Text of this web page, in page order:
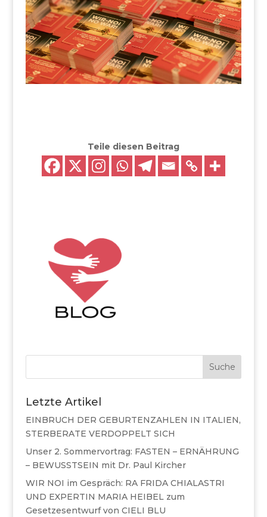
Teile diesen Beitrag
Suche
Letzte Artikel
EINBRUCH DER GEBURTENZAHLEN IN ITALIEN,
STERBERATE VERDOPPELT SICH
Unser 2. Sommervortrag: FASTEN – ERNÄHRUNG
– BEWUSSTSEIN mit Dr. Paul Kircher
WIR NOI im Gespräch: RA FRIDA CHIALASTRI
UND EXPERTIN MARIA HEIBEL zum
Gesetzesentwurf von CIELI BLU